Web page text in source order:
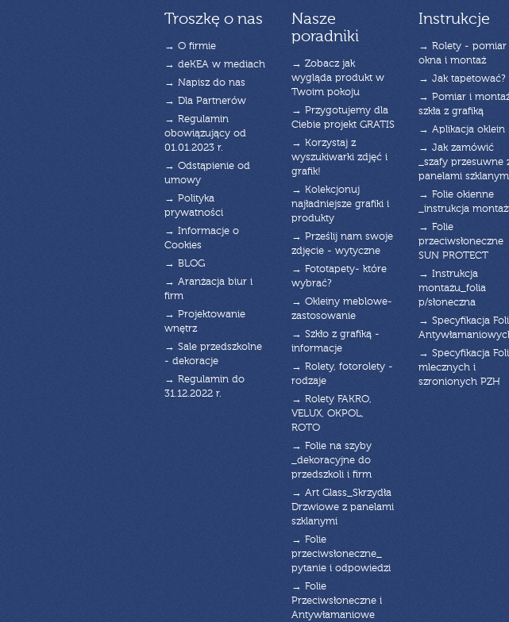
Troszkę o nas
→ O firmie
→ deKEA w mediach
→ Napisz do nas
→ Dla Partnerów
→ Regulamin
obowiązujący od
01.01.2023 r.
→ Odstąpienie od
umowy
→ Polityka
prywatności
→ Informacje o
Cookies
→ BLOG
→ Aranżacja biur i
firm
→ Projektowanie
wnętrz
→ Sale przedszkolne
- dekoracje
→ Regulamin do
31.12.2022 r.
Nasze
poradniki
→ Zobacz jak
wygląda produkt w
Twoim pokoju
→ Przygotujemy dla
Ciebie projekt GRATIS
→ Korzystaj z
wyszukiwarki zdjęć i
grafik!
→ Kolekcjonuj
najładniejsze grafiki i
produkty
→ Prześlij nam swoje
zdjęcie - wytyczne
→ Fototapety- które
wybrać?
→ Okleiny meblowe-
zastosowanie
→ Szkło z grafiką -
informacje
→ Rolety, fotorolety -
rodzaje
→ Rolety FAKRO,
VELUX, OKPOL,
ROTO
→ Folie na szyby
_dekoracyjne do
przedszkoli i firm
→ Art Glass_Skrzydła
Drzwiowe z panelami
szklanymi
→ Folie
przeciwsłoneczne_
pytanie i odpowiedzi
→ Folie
Przeciwsłoneczne i
Antywłamaniowe
Instrukcje
→ Rolety - pomiar
okna i montaż
→ Jak tapetować?
→ Pomiar i
szkła z grafiką
→ Aplikacja oklein
→ Jak zamówić
_szafy przesuwne
panelami
→ Folie okienne
_instrukcja
→ Folie
przeciwsłoneczne
SUN PROTECT
→ Instrukcja
montażu_folia
p/słoneczna
→ Specyfikacja
→ Specyfikacja
mlecznych i
szronionych PZH